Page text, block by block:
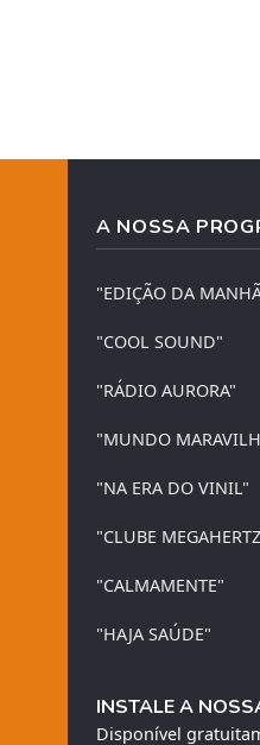
A NOSSA
"EDIÇÃO DA
"COOL SOUND"
"RÁDIO AURORA"
"MUNDO
"NA ERA DO VINIL"
"CLUBE
"CALMAMENTE"
"HAJA SAÚDE"
INSTALE A
Disponível